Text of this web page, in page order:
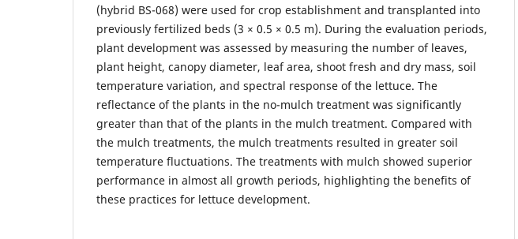
(hybrid BS-068) were used for crop establishment and transplanted into
previously fertilized beds (3 × 0.5 × 0.5 m). During the evaluation periods,
plant development was assessed by measuring the number of leaves,
plant height, canopy diameter, leaf area, shoot fresh and dry mass, soil
temperature variation, and spectral response of the lettuce. The
reflectance of the plants in the no-mulch treatment was significantly
greater than that of the plants in the mulch treatment. Compared with
the mulch treatments, the mulch treatments resulted in greater soil
temperature fluctuations. The treatments with mulch showed superior
performance in almost all growth periods, highlighting the benefits of
these practices for lettuce development.